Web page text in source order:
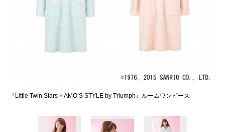
『Little Twin Stars × AMO’S STYLE by Triumph』ルームワンピース